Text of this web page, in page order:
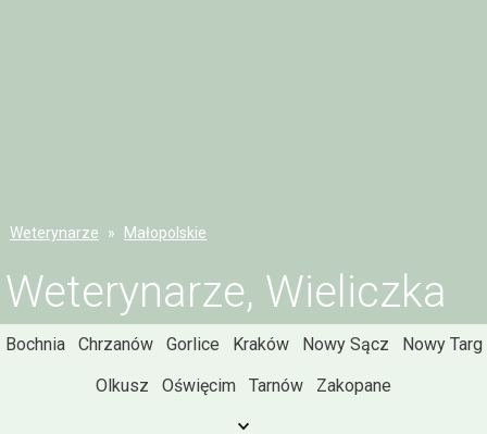
Weterynarze Małopolskie
Weterynarze, Wieliczka
Bochnia Chrzanów Gorlice Kraków Nowy Sącz
Nowy Targ
Olkusz
Oświęcim Tarnów Zakopane